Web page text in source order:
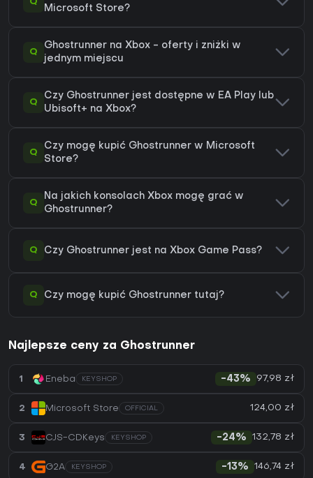
Q
Microsoft Store?
Q
Ghostrunner na Xbox - oferty i zniżki w
jednym miejscu
Q
Czy Ghostrunner jest dostępne w EA Play lub
Ubisoft+ na Xbox?
Q
Czy mogę kupić Ghostrunner w Microsoft
Store?
Q
Na jakich konsolach Xbox mogę grać w
Ghostrunner?
Q Czy Ghostrunner jest na Xbox Game Pass?
Q Czy mogę kupić Ghostrunner tutaj?
Najlepsze ceny za Ghostrunner
1 Eneba KEYSHOP -43% 97,98 zł
2 Microsoft Store OFFICIAL 124,00 zł
3 CJS-CDKeys KEYSHOP -24% 132,78 zł
4 G2A KEYSHOP -13% 146,74 zł